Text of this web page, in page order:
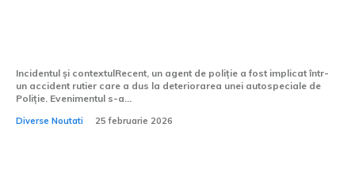
Incidentul și contextulRecent, un agent de poliție a fost implicat într-
un accident rutier care a dus la deteriorarea unei autospeciale de
Poliție. Evenimentul s-a...
Diverse Noutati 25 februarie 2026